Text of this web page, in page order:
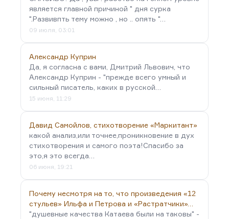
является главной причиной " дня сурка
".Развивпть тему можно , но .. опять "…
09 июля, 03:01
Александр Куприн
Да, я согласна с вами, Дмитрий Львович, что
Александр Куприн - "прежде всего умный и
сильный писатель, каких в русской…
15 июня, 11:29
Давид Самойлов, стихотворение «Маркитант»
какой анализ,или точнее,проникновение в дух
стихотворения и самого поэта!Спасибо за
это,я это всегда…
06 июня, 19:21
Почему несмотря на то, что произведения «12
стульев» Ильфа и Петрова и «Растратчики»…
"душевные качества Катаева были на таковы" -